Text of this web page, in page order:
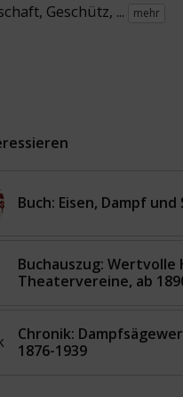
, Geschütz, ... mehr
Buch: Eisen, Dampf und
Buchauszug:
Theatervereine, ab
Chronik:
1876-1939